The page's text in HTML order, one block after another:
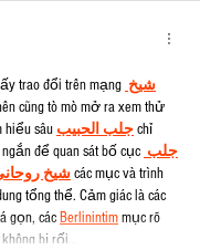
trao đổi trên mạng شيخ
cũng tò mò mở ra xem thử
hiểu sâu جلب الحبيب chỉ
để quan sát bố cục جلب
شيخ các mục và trình
tổng thể. Cảm giác là các
gọn, các Berlinintim mục rõ
bị rối…